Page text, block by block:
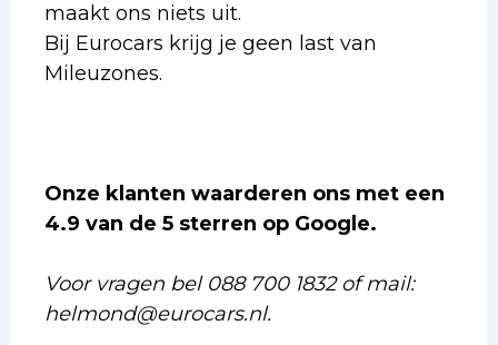
maakt ons niets uit.
Bij Eurocars krijg je geen last van
Mileuzones.
Onze klanten waarderen ons met een
4.9 van de 5 sterren op Google.
Voor vragen bel 088 700 1832 of mail:
helmond@eurocars.nl.